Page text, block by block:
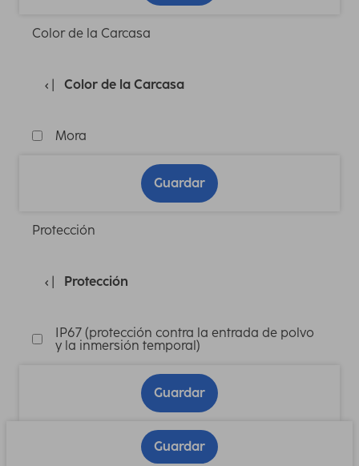
Color de la Carcasa
Color de la Carcasa
Mora
Guardar
Protección
Protección
IP67 (protección contra la entrada de polvo
y la inmersión temporal)
Guardar
Guardar